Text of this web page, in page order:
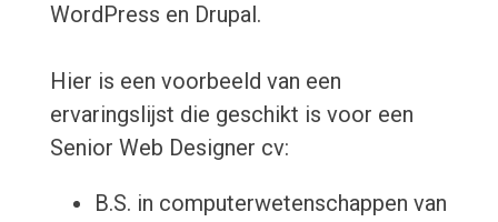
WordPress en Drupal.
Hier is een voorbeeld van een
ervaringslijst die geschikt is voor een
Senior Web Designer cv:
B.S. in computerwetenschappen van